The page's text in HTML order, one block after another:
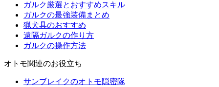
ガルク厳選とおすすめスキル
ガルクの最強装備まとめ
猟犬具のおすすめ
遠隔ガルクの作り方
ガルクの操作方法
オトモ関連のお役立ち
サンブレイクのオトモ隠密隊